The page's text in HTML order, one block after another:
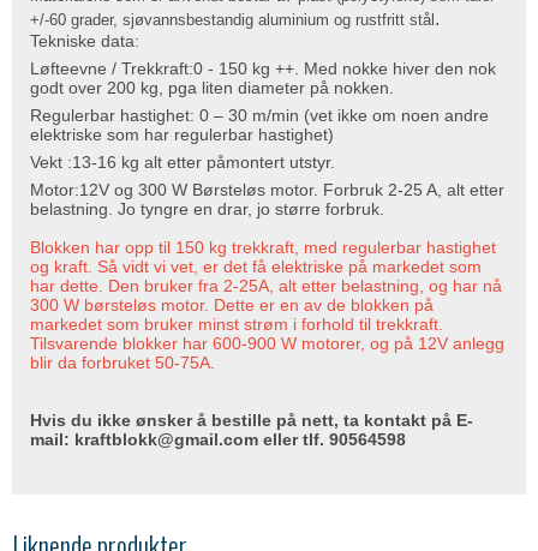
+/-60 grader, sjøvannsbestandig aluminium og rustfritt stål .
Tekniske data:
Løfteevne / Trekkraft:0 - 150 kg ++. Med nokke hiver den nok
godt over 200 kg, pga liten diameter på nokken.
Regulerbar hastighet: 0 – 30 m/min (vet ikke om noen andre
elektriske som har regulerbar hastighet)
Vekt :13-16 kg alt etter påmontert utstyr.
Motor:12V og 300 W Børsteløs motor. Forbruk 2-25 A, alt etter
belastning. Jo tyngre en drar, jo større forbruk.
Blokken har opp til 150 kg trekkraft, med regulerbar hastighet
og kraft. Så vidt vi vet, er det få elektriske på markedet som
har dette. Den bruker fra 2-25A, alt etter belastning, og har nå
300 W børsteløs motor. Dette er en av de blokken på
markedet som bruker minst strøm i forhold til trekkraft.
Tilsvarende blokker har 600-900 W motorer, og på 12V anlegg
blir da forbruket 50-75A.
Hvis du ikke ønsker å bestille på nett, ta kontakt på E-
mail: kraftblokk@gmail.com eller tlf. 90564598